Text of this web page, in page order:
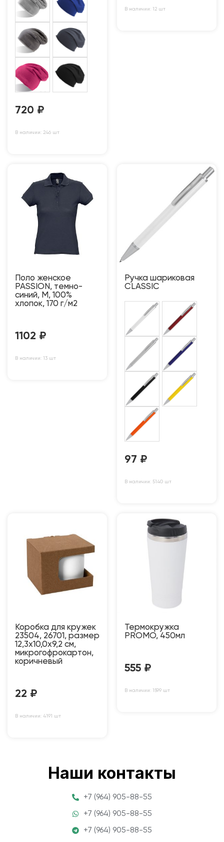
720 ₽
В наличии: 246 шт
В наличии: 12 шт
Поло женское
PASSION, темно-
синий, M, 100%
хлопок, 170 г/м2
1102 ₽
В наличии: 13 шт
Ручка шариковая
CLASSIC
97 ₽
В наличии: 5140 шт
Коробка для кружек
23504, 26701, размер
12,3х10,0х9,2 см,
микрогофрокартон,
коричневый
22 ₽
В наличии: 4191 шт
Термокружка
PROMO, 450мл
555 ₽
В наличии: 1599 шт
Наши контакты
+7 (964) 905-88-55
+7 (964) 905-88-55
+7 (964) 905-88-55